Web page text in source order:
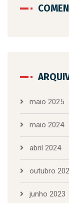
maio 2025
maio 2024
abril 2024
outubro
junho 2023